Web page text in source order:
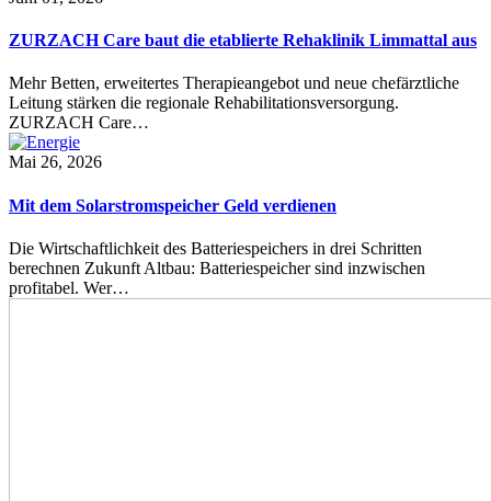
ZURZACH Care baut die etablierte Rehaklinik Limmattal aus
Mehr Betten, erweitertes Therapieangebot und neue chefärztliche
Leitung stärken die regionale Rehabilitationsversorgung.
ZURZACH Care…
Mai 26, 2026
Mit dem Solarstromspeicher Geld verdienen
Die Wirtschaftlichkeit des Batteriespeichers in drei Schritten
berechnen Zukunft Altbau: Batteriespeicher sind inzwischen
profitabel. Wer…